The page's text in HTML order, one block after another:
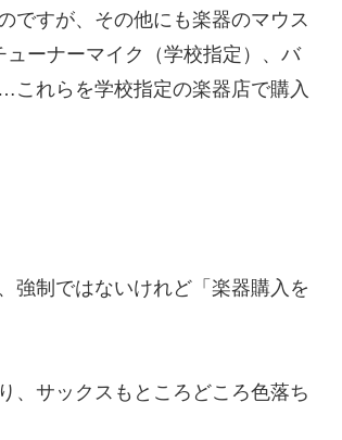
ですが、その他にも楽器のマウス
ーナーマイク（学校指定）、バ
これらを学校指定の楽器店で購入
強制ではないけれど「楽器購入を
、サックスもところどころ色落ち